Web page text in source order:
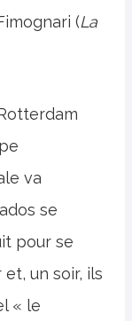
(La
va
se
pour se
un soir, ils
« le